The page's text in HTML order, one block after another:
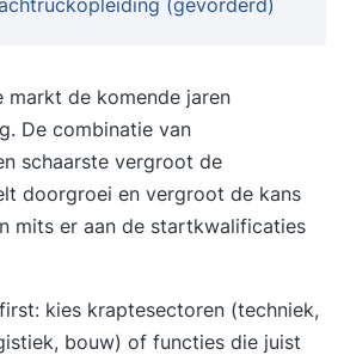
ladingen over speciale
een reachtruck bestuurd dient
ons met 10 uur praktijktijd
veiligheid. Wijzen cursisten op
ze ten alle tijden goed om zich
de uitgekiende en
van de cursus in 2
reachtruckchauffeurs in staat
de opleiding veilig en
(gevorderd)
markt de komende jaren
De combinatie van
schaarste vergroot de
doorgroei en vergroot de kans
mits er aan de startkwalificaties
kies kraptesectoren (techniek,
bouw) of functies die juist